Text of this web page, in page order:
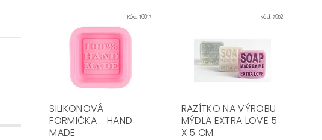
Kód: 16017
SILIKONOVÁ
FORMIČKA - HAND
MADE
Kód: 7952
RAZÍTKO NA VÝROBU
MÝDLA EXTRA LOVE 5
X 5 CM